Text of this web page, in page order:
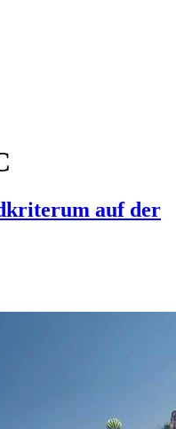
auf der